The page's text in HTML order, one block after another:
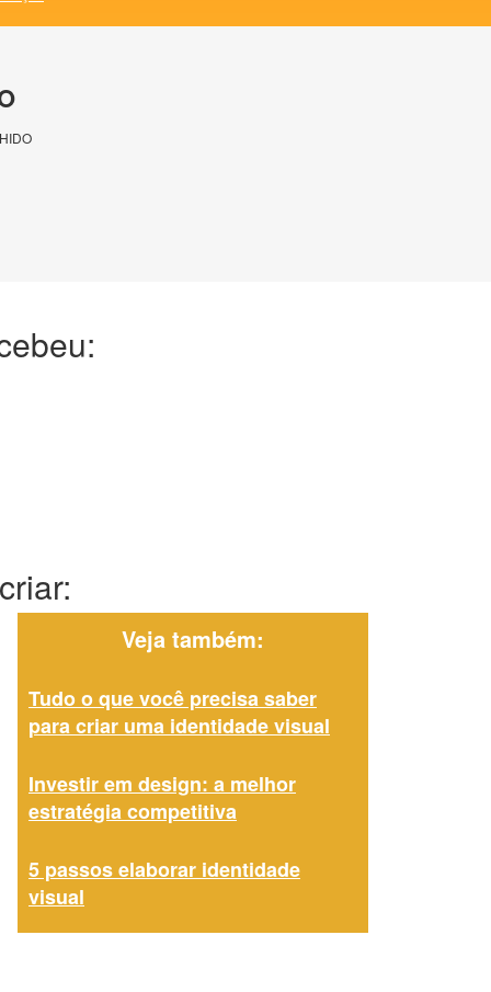
Veja também:
Tudo o que você precisa saber
para criar uma identidade visual
Investir em design: a melhor
estratégia competitiva
5 passos elaborar identidade
visual